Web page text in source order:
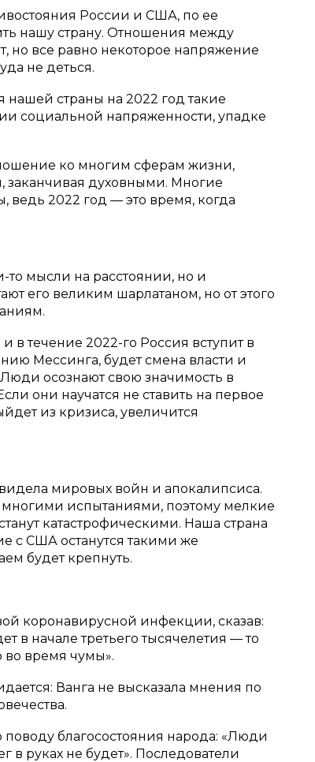
России и США, по ее
нашу страну. Отношения между
но все равно некоторое напряжение
не деться.
страны на 2022 год такие
социальной напряженности, упадке
ко многим сферам жизни,
заканчивая духовными. Многие
ведь 2022 год — это время, когда
то мысли на расстоянии, но и
его великим шарлатаном, но от этого
в течение 2022-го Россия вступит в
Мессинга, будет смена власти и
осознают свою значимость в
они научатся не ставить на первое
из кризиса, увеличится
мировых войн и апокалипсиса.
многими испытаниями, поэтому мелкие
катастрофическими. Наша страна
с США останутся такими же
будет крепнуть.
коронавирусной инфекции, сказав:
в начале третьего тысячелетия — то
во время чумы».
Ванга не высказала мнения по
благосостояния народа: «Люди
в руках не будет». Последователи